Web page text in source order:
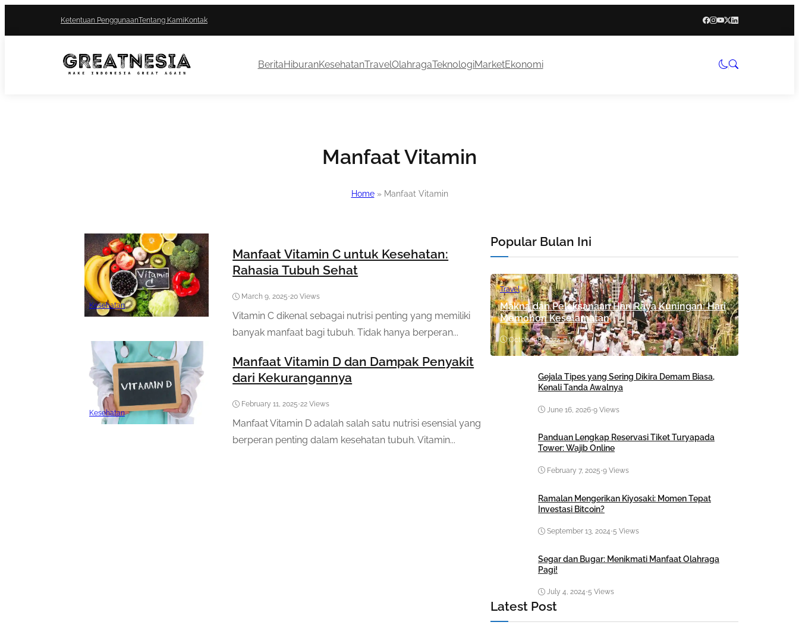
Ketentuan PenggunaanTentang KamiKontak
BeritaHiburanKesehatanTravelOlahragaTeknologiMarketEkonomi
Manfaat Vitamin
Home» Manfaat Vitamin
Kesehatan
Manfaat Vitamin C untuk Kesehatan:
Rahasia Tubuh Sehat
March 9, 2025•20 Views
Vitamin C dikenal sebagai nutrisi penting yang memiliki
banyak manfaat bagi tubuh. Tidak hanya berperan...
Kesehatan
Manfaat Vitamin D dan Dampak Penyakit
dari Kekurangannya
February 11, 2025•22 Views
Manfaat Vitamin D adalah salah satu nutrisi esensial yang
berperan penting dalam kesehatan tubuh. Vitamin...
Popular Bulan Ini
Travel
Makna dan Pelaksanaan Hari Raya Kuningan: Hari
Memohon Keselamatan
October 8, 2024•9 Views
Gejala Tipes yang Sering Dikira Demam Biasa,
Kenali Tanda Awalnya
June 16, 2026•9 Views
Panduan Lengkap Reservasi Tiket Turyapada
Tower: Wajib Online
February 7, 2025•9 Views
Ramalan Mengerikan Kiyosaki: Momen Tepat
Investasi Bitcoin?
September 13, 2024•5 Views
Segar dan Bugar: Menikmati Manfaat Olahraga
Pagi!
July 4, 2024•5 Views
Latest Post